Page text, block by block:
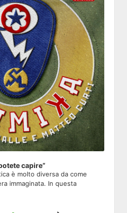
capire”
è molto diversa da come
immaginata. In questa